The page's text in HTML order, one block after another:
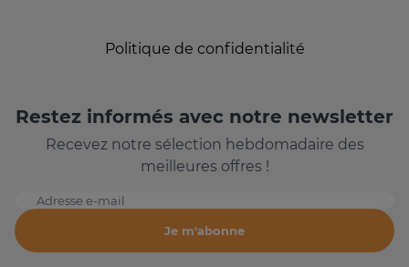
Politique de confidentialité
Restez informés avec notre newsletter
Recevez notre sélection hebdomadaire des
meilleures offres !
Adresse e-mail
Je m'abonne